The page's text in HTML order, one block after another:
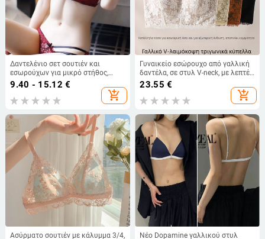
Δαντελένιο σετ σουτιέν και
εσωρούχων για μικρό στήθος,
πίσω σχέδιο, push-up,
9.40 - 15.12 €
add_shopping_cart
Γυναικείο εσώρουχο από γαλλική
δαντέλα, σε στυλ V-neck, με λεπτές
τιράντες, χωρίς επένδυση, ελαφριά
23.55 €
add_shopping_cart
Ασύρματο σουτιέν με κάλυμμα 3/4,
Νέο Dopamine γαλλικού στυλ